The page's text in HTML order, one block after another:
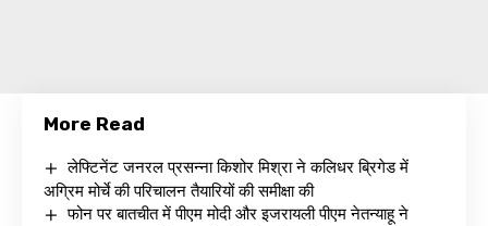
More Read
लेफ्टिनेंट जनरल प्रसन्ना किशोर मिश्रा ने कलिधर ब्रिगेड में
अग्रिम मोर्चे की परिचालन तैयारियों की समीक्षा की
फोन पर बातचीत में पीएम मोदी और इजरायली पीएम नेतन्याहू ने